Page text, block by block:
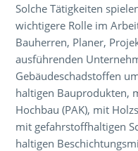
Solche Tätigkeiten
wichtigere Rolle im
Bauherren, Planer,
ausführenden
Gebäudeschadstoffen
haltigen Bauprodukten,
Hochbau (PAK), mit
mit gefahrstoffhaltigen
haltigen